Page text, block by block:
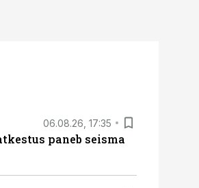
06.08.26, 17:35
paneb seisma